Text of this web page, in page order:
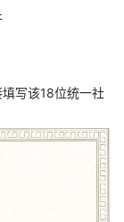
写该18位统一社